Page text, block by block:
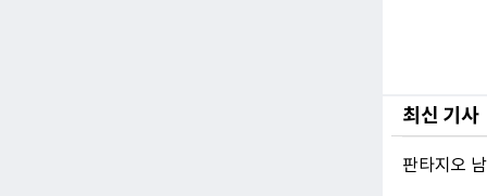
최신 기사
판타지오